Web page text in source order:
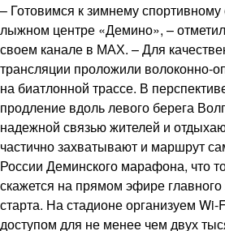
– Готовимся к зимнему
лыжном центре «Демино», –
своем канале в МАХ. – Для
трансляции проложили волоконно-
на биатлонной трассе. В
продление вдоль левого берега
надежной связью жителей и
частично захватывают и маршрут
России Деминского марафона, что
скажется на прямом эфире
старта. На стадионе организуем
доступом для не менее чем двух